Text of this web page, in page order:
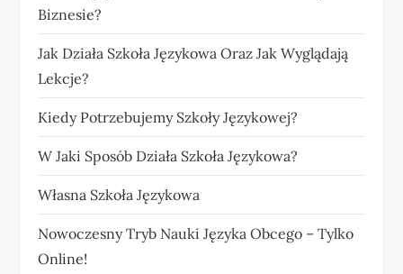
Biznesie?
Jak Działa Szkoła Językowa Oraz Jak Wyglądają
Lekcje?
Kiedy Potrzebujemy Szkoły Językowej?
W Jaki Sposób Działa Szkoła Językowa?
Własna Szkoła Językowa
Nowoczesny Tryb Nauki Języka Obcego – Tylko
Online!